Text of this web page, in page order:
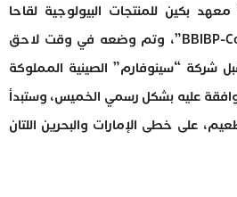
عام 2020، أنشأ معهد بكين للمنتجات البيولوجية لقاحا
لفيروس كورونا باسم “BBIBP-CorV”، وتم وضعه في وقت لاحق
شركة “سينوفارم” الصينية المملوكة
عليه بشكل رسمي الخميس، وستبدأ
على خطى الإمارات والبحرين اللتان